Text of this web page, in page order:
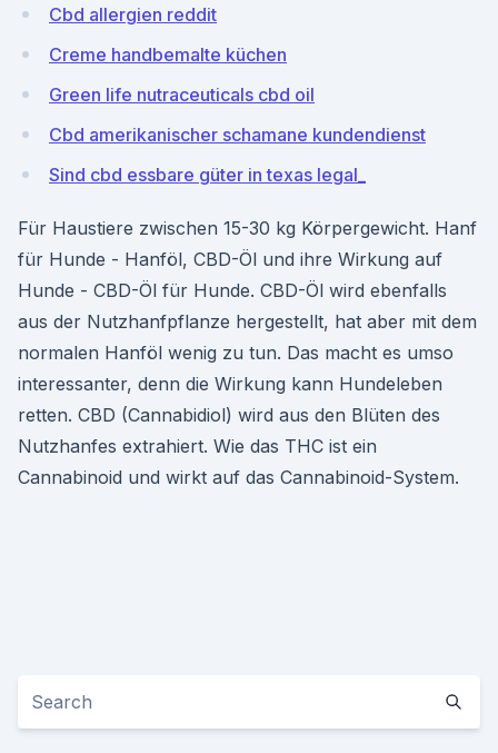
Cbd allergien reddit
Creme handbemalte küchen
Green life nutraceuticals cbd oil
Cbd amerikanischer schamane kundendienst
Sind cbd essbare güter in texas legal_
Für Haustiere zwischen 15-30 kg Körpergewicht. Hanf
für Hunde - Hanföl, CBD-Öl und ihre Wirkung auf
Hunde - CBD-Öl für Hunde. CBD-Öl wird ebenfalls
aus der Nutzhanfpflanze hergestellt, hat aber mit dem
normalen Hanföl wenig zu tun. Das macht es umso
interessanter, denn die Wirkung kann Hundeleben
retten. CBD (Cannabidiol) wird aus den Blüten des
Nutzhanfes extrahiert. Wie das THC ist ein
Cannabinoid und wirkt auf das Cannabinoid-System.